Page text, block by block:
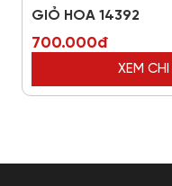
GIỎ HOA 14392
700.000đ
XEM